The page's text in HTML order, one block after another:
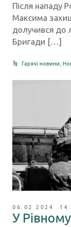
Після нападу
Максима
долучився до
Бригади […]
Гарячі новини ,
06.02.2024
У